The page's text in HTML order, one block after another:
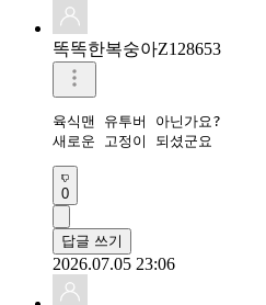
똑똑한복숭아Z128653
육식맨 유투버 아닌가요?
새로운 고정이 되셨군요
0
답글 쓰기
2026.07.05 23:06